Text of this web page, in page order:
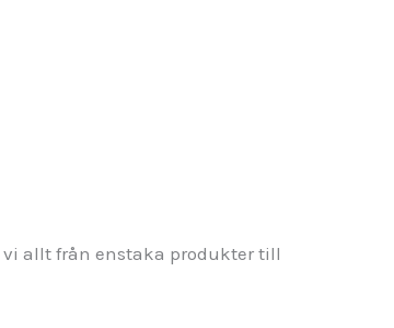
allt från enstaka produkter till